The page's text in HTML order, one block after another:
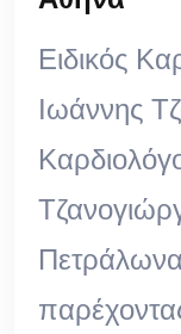
Ειδικός
Ιωάννης
Πετράλωνα